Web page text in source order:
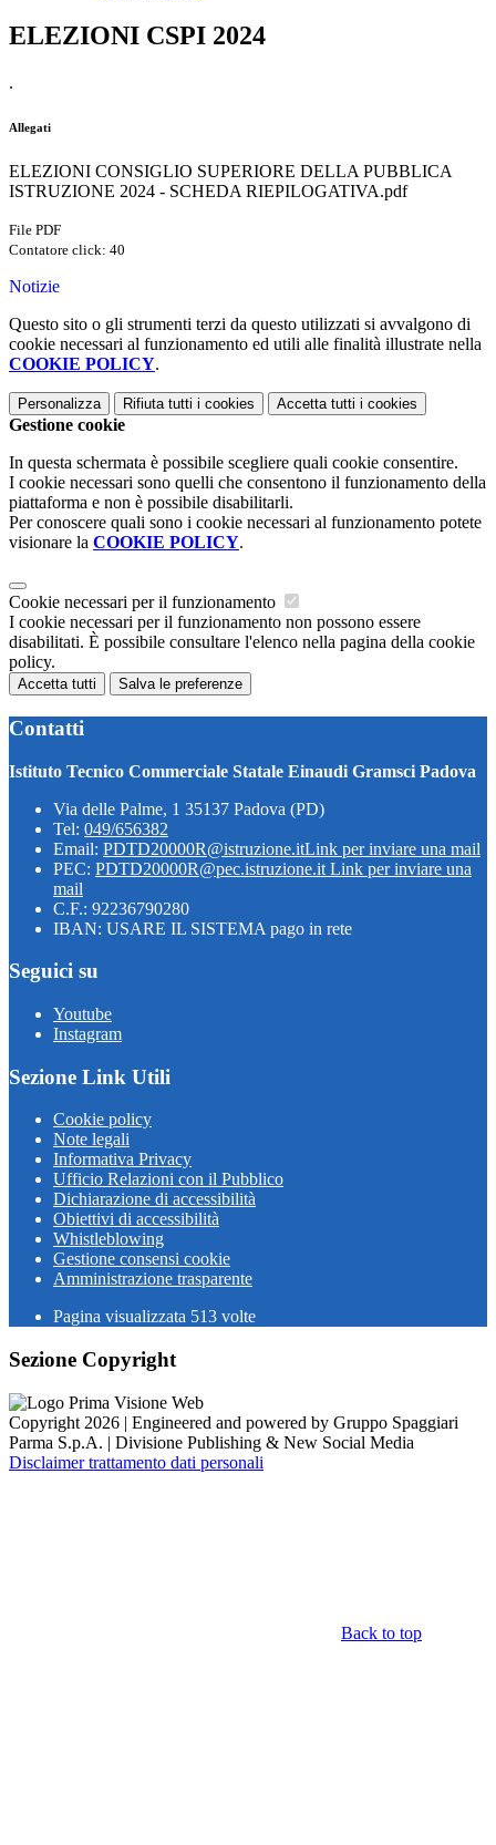
ELEZIONI CSPI 2024
.
Allegati
ELEZIONI CONSIGLIO SUPERIORE DELLA PUBBLICA
ISTRUZIONE 2024 - SCHEDA RIEPILOGATIVA.pdf
File PDF
Contatore click: 40
Notizie
Questo sito o gli strumenti terzi da questo utilizzati si avvalgono di
cookie necessari al funzionamento ed utili alle finalità illustrate nella
COOKIE POLICY.
Personalizza Rifiuta tutti i cookies Accetta tutti i cookies
Gestione cookie
In questa schermata è possibile scegliere quali cookie consentire.
I cookie necessari sono quelli che consentono il funzionamento della
piattaforma e non è possibile disabilitarli.
Per conoscere quali sono i cookie necessari al funzionamento potete
visionare la COOKIE POLICY.
Cookie necessari per il funzionamento
I cookie necessari per il funzionamento non possono essere
disabilitati. È possibile consultare l'elenco nella pagina della cookie
policy.
Accetta tutti Salva le preferenze
Contatti
Istituto Tecnico Commerciale Statale Einaudi Gramsci Padova
Via delle Palme, 1 35137 Padova (PD)
Tel: 049/656382
Email: PDTD20000R@istruzione.itLink per inviare una mail
PEC: PDTD20000R@pec.istruzione.it Link per inviare una
mail
C.F.: 92236790280
IBAN: USARE IL SISTEMA pago in rete
Seguici su
Youtube
Instagram
Sezione Link Utili
Cookie policy
Note legali
Informativa Privacy
Ufficio Relazioni con il Pubblico
Dichiarazione di accessibilità
Obiettivi di accessibilità
Whistleblowing
Gestione consensi cookie
Amministrazione trasparente
Pagina visualizzata 513 volte
Sezione Copyright
Copyright 2026 | Engineered and powered by Gruppo Spaggiari
Parma S.p.A. | Divisione Publishing & New Social Media
Disclaimer trattamento dati personali
Back to top